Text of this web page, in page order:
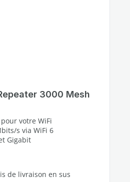
3000 Mesh
votre WiFi
s via WiFi 6
Gigabit
de livraison en sus